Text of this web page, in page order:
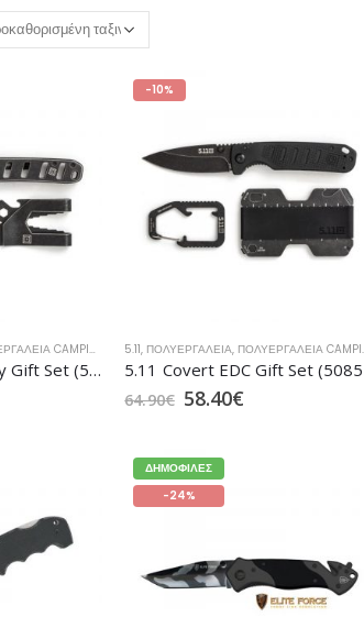
CAMPING ΣΟΥΓΙΆΔΕΣ
5.11 Everyday Carry Gift Set (50851)
-10%
5.11, ΠΟΛΥΕΡΓΑΛΕΙΑ, ΠΟΛΥΕΡΓΑΛΕΊΑ CAMPING
64.90€ 58.40€
ΔΗΜΟΦΙΛΈΣ
-24%